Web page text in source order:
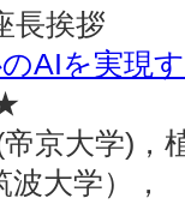
長挨拶
のAIを実現
)，植田
大学），